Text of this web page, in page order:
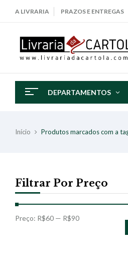
A LIVRARIA PRAZOS E ENTREGAS
DEPARTAMENTOS
Início Produtos marcados com a
Filtrar Por Preço
Preço: R$60 — R$90